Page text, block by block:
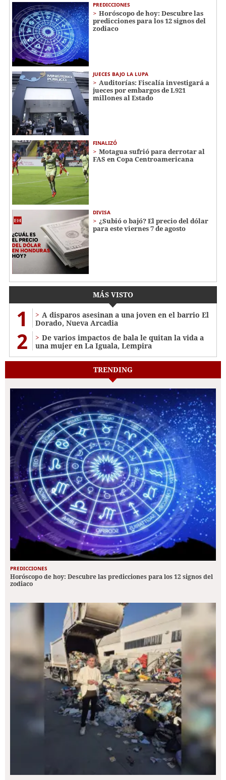
PREDICCIONES
Horóscopo de hoy: Descubre las
predicciones para los 12 signos del
zodiaco
JUECES BAJO LA LUPA
Auditorías: Fiscalía investigará a
jueces por embargos de L921
millones al Estado
FINALIZÓ
Motagua sufrió para derrotar al
FAS en Copa Centroamericana
DIVISA
¿Subió o bajó? El precio del dólar
para este viernes 7 de agosto
MÁS VISTO
1
A disparos asesinan a una joven en el barrio El
Dorado, Nueva Arcadia
2
De varios impactos de bala le quitan la vida a
una mujer en La Iguala, Lempira
TRENDING
PREDICCIONES
Horóscopo de hoy: Descubre las predicciones para los 12 signos del
zodiaco